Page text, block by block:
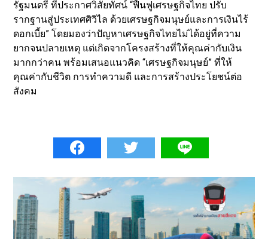
รัฐมนตรี ที่ประกาศวิสัยทัศน์ “ฟื้นฟูเศรษฐกิจไทย ปรับ
รากฐานสู่ประเทศศิวิไล ด้วยเศรษฐกิจมนุษย์และการเงินไร้
ดอกเบี้ย” โดยมองว่าปัญหาเศรษฐกิจไทยไม่ได้อยู่ที่ความ
ยากจนปลายเหตุ แต่เกิดจากโครงสร้างที่ให้คุณค่ากับเงิน
มากกว่าคน พร้อมเสนอแนวคิด “เศรษฐกิจมนุษย์” ที่ให้
คุณค่ากับชีวิต การทำความดี และการสร้างประโยชน์ต่อ
สังคม